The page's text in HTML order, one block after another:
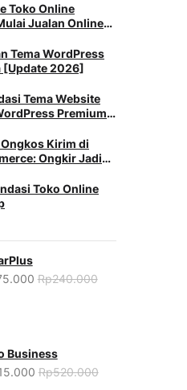
Toko Online
Jualan Online
Tema WordPress
[Update 2026]
Tema Website
Premium
Kirim di
Ongkir Jadi
Toko Online
Rp240.000
Business
Rp520.000